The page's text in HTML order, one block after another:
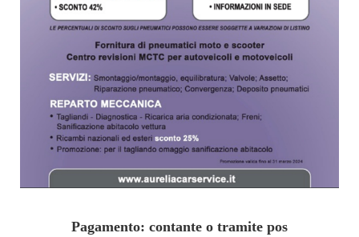
Pagamento: contante o tramite pos